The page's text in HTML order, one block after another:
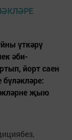
үткәрү
әби-
йорт саен
җыю